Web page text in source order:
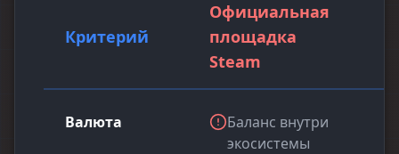
Критерий
Официальная
площадка
Steam
Валюта
Баланс внутри
экосистемы